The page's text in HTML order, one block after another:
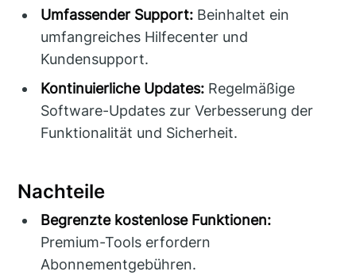
Umfassender Support: Beinhaltet ein
umfangreiches Hilfecenter und
Kundensupport.
Kontinuierliche Updates: Regelmäßige
Software-Updates zur Verbesserung der
Funktionalität und Sicherheit.
Nachteile
Begrenzte kostenlose Funktionen:
Premium-Tools erfordern
Abonnementgebühren.